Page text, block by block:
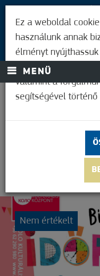
MENÜ
Nem értékelt
Ez a weboldal
használunk annak
élményt
és a hirdetések
valamint a
segítségével történő